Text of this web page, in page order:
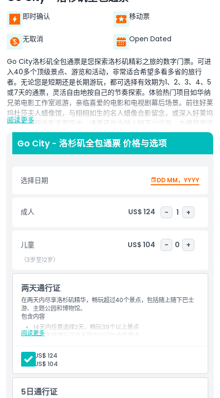
即时确认 移动票
无取消 Open Dated
Go City洛杉矶全包通票是您探索洛杉矶精彩之旅的数字门票。可进
入40多个顶级景点、游览和活动，非常适合希望多看多省的旅行
者。无论您是短期还是长期游玩，都可选择有效期为1、2、3、4、5
或7天的通票，灵活自由地按自己的节奏探索。体验热门项目如华纳
兄弟电影工作室巡游，亲临喜爱的电影和电视剧幕后场景。前往好莱
坞杜莎夫人蜡像馆，与栩栩如生的名人蜡像合影留念，或深入好莱坞
博物馆了解电影丰富历史。通票还包含随上随下公交游，方便您游览
好莱坞标志、罗迪欧大道和圣莫尼卡码头等重要地标。Go City通票
使用便捷，下载至手机，在各景点出示即可。是游客、家庭及首次访
问者发现洛杉矶、节省时间和费用的绝佳选择！
亮点
包含项
儿童成人政策
排除项
附加额外
需要了解的事项
位置
阅读更多
Go City - 洛杉矶全包通票 价格与选项
选择日期 DD MM，YYYY
成人 US$ 124 - 1 +
儿童 US$ 104 - 0 +
（3岁至12岁）
两天通行证
在两天内尽享洛杉矶精华，畅玩超过40个景点，包括随上随下巴士
游、主题公园和博物馆。
阅读更多
包含内容
14天内任意选择2天，畅玩39个以上景点
每个有效游玩日可无限次访问包含的景点
示例：
诺茨浆果农场
太平洋水族馆
索菲体育场
格莱美博物馆参观
成人: US$ 124
儿童:
US$ 104
5日通行证